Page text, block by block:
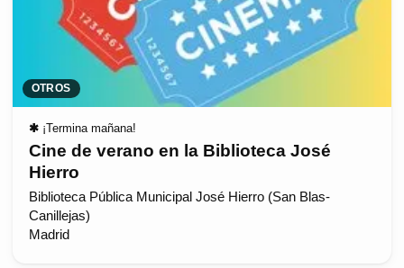
OTROS
✱ ¡Termina mañana!
Cine de verano en la Biblioteca José
Hierro
Biblioteca Pública Municipal José Hierro (San Blas-
Canillejas)
Madrid